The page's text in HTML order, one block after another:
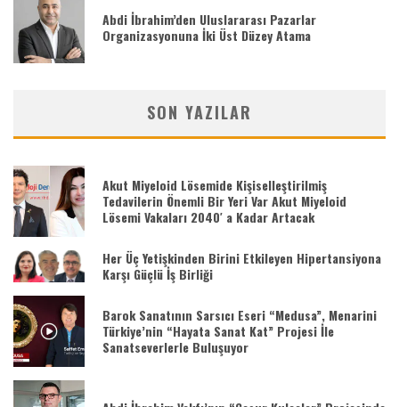
Abdi İbrahim’den Uluslararası Pazarlar
Organizasyonuna İki Üst Düzey Atama
SON YAZILAR
Akut Miyeloid Lösemide Kişiselleştirilmiş
Tedavilerin Önemli Bir Yeri Var Akut Miyeloid
Lösemi Vakaları 2040′ a Kadar Artacak
Her Üç Yetişkinden Birini Etkileyen Hipertansiyona
Karşı Güçlü İş Birliği
Barok Sanatının Sarsıcı Eseri “Medusa”, Menarini
Türkiye’nin “Hayata Sanat Kat” Projesi İle
Sanatseverlerle Buluşuyor